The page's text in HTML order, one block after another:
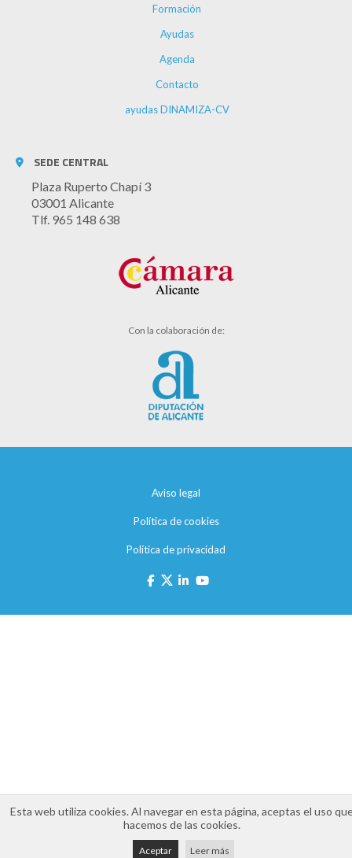
Formación
Ayudas
Agenda
Contacto
ayudas DINAMIZA-CV
SEDE CENTRAL
Plaza Ruperto Chapí 3
03001 Alicante
Tlf. 965 148 638
Con la colaboración de:
Aviso legal
Política de cookies
Política de privacidad
Esta web utiliza cookies. Al navegar en esta página, aceptas el uso
hacemos de las cookies.
Aceptar Leer más